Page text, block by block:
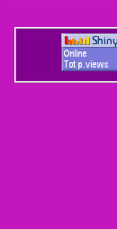
Dompet